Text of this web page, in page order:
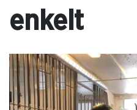
enkelt